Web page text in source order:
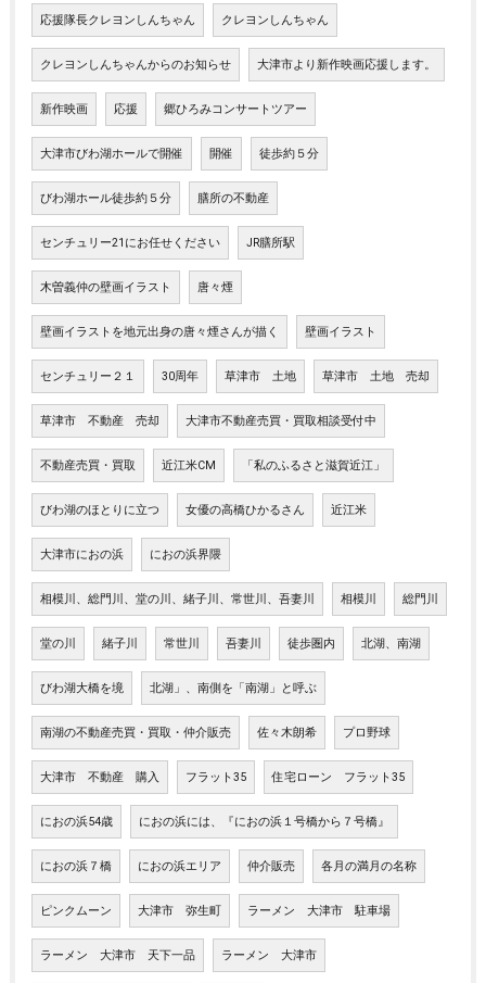
応援隊長クレヨンしんちゃん クレヨンしんちゃん
クレヨンしんちゃんからのお知らせ 大津市より新作映画応援します。
新作映画 応援 郷ひろみコンサートツアー
大津市びわ湖ホールで開催 開催 徒歩約５分
びわ湖ホール徒歩約５分 膳所の不動産
センチュリー21にお任せください JR膳所駅
木曽義仲の壁画イラスト 唐々煙
壁画イラストを地元出身の唐々煙さんが描く 壁画イラスト
センチュリー２１ 30周年 草津市 土地 草津市 土地 売却
草津市 不動産 売却 大津市不動産売買・買取相談受付中
不動産売買・買取 近江米CM 「私のふるさと滋賀近江」
びわ湖のほとりに立つ 女優の高橋ひかるさん 近江米
大津市におの浜 におの浜界隈
相模川、総門川、堂の川、緒子川、常世川、吾妻川 相模川 総門川
堂の川 緒子川 常世川 吾妻川 徒歩圏内 北湖、南湖
びわ湖大橋を境 北湖」、南側を「南湖」と呼ぶ
南湖の不動産売買・買取・仲介販売 佐々木朗希 プロ野球
大津市 不動産 購入 フラット35 住宅ローン フラット35
におの浜54歳 におの浜には、『におの浜１号橋から７号橋』
におの浜７橋 におの浜エリア 仲介販売 各月の満月の名称
ピンクムーン 大津市 弥生町 ラーメン 大津市 駐車場
ラーメン 大津市 天下一品 ラーメン 大津市